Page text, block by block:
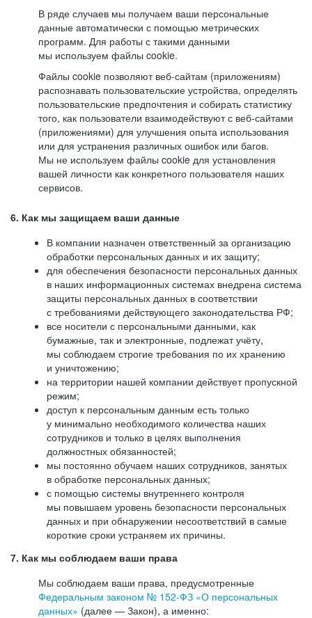
В ряде случаев мы получаем ваши персональные
данные автоматически с помощью метрических
программ. Для работы с такими данными
мы используем файлы cookie.
Файлы cookie позволяют веб-сайтам (приложениям)
распознавать пользовательские устройства, определять
пользовательские предпочтения и собирать статистику
того, как пользователи взаимодействуют с веб-сайтами
(приложениями) для улучшения опыта использования
или для устранения различных ошибок или багов.
Мы не используем файлы cookie для установления
вашей личности как конкретного пользователя наших
сервисов.
6. Как мы защищаем ваши данные
В компании назначен ответственный за организацию
обработки персональных данных и их защиту;
для обеспечения безопасности персональных данных
в наших информационных системах внедрена система
защиты персональных данных в соответствии
с требованиями действующего законодательства РФ;
все носители с персональными данными, как
бумажные, так и электронные, подлежат учёту,
мы соблюдаем строгие требования по их хранению
и уничтожению;
на территории нашей компании действует пропускной
режим;
доступ к персональным данным есть только
у минимально необходимого количества наших
сотрудников и только в целях выполнения
должностных обязанностей;
мы постоянно обучаем наших сотрудников, занятых
в обработке персональных данных;
с помощью системы внутреннего контроля
мы повышаем уровень безопасности персональных
данных и при обнаружении несоответствий в самые
короткие сроки устраняем их причины.
7. Как мы соблюдаем ваши права
Мы соблюдаем ваши права, предусмотренные
Федеральным законом № 152-ФЗ «О персональных
данных» (далее — Закон), а именно: